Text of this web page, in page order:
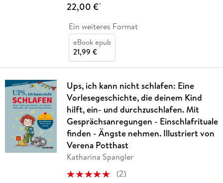
22,00 €*
Ein weiteres Format
eBook epub
21,99 €
Ups, ich kann nicht schlafen: Eine
Vorlesegeschichte, die deinem Kind
hilft, ein- und durchzuschlafen. Mit
Gesprächsanregungen - Einschlafrituale
finden - Ängste nehmen. Illustriert von
Verena Potthast
Katharina Spangler
(2)